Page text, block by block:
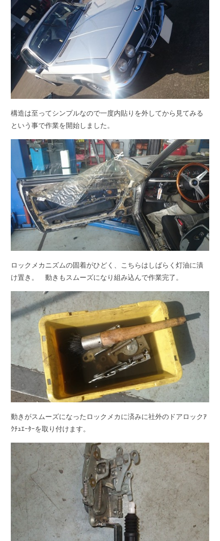
構造は至ってシンプルなので一度内貼りを外してから見てみる
という事で作業を開始しました。
ロックメカニズムの固着がひどく、こちらはしばらく灯油に漬
け置き。 動きもスムーズになり組み込んで作業完了。
動きがスムーズになったロックメカに済みに社外のドアロックｱ
ｸﾁｭｴｰﾀｰを取り付けます。